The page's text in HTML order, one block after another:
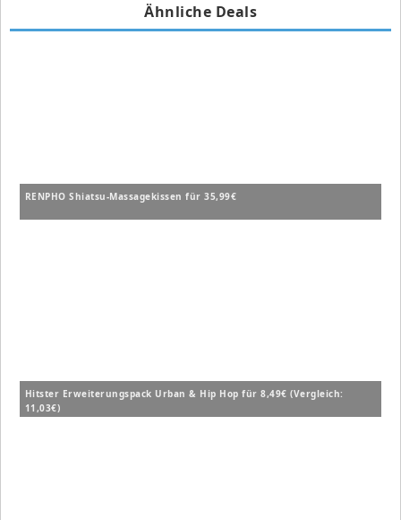
Ähnliche Deals
RENPHO Shiatsu-Massagekissen für 35,99€
Hitster Erweiterungspack Urban & Hip Hop für 8,49€ (Vergleich:
11,03€)